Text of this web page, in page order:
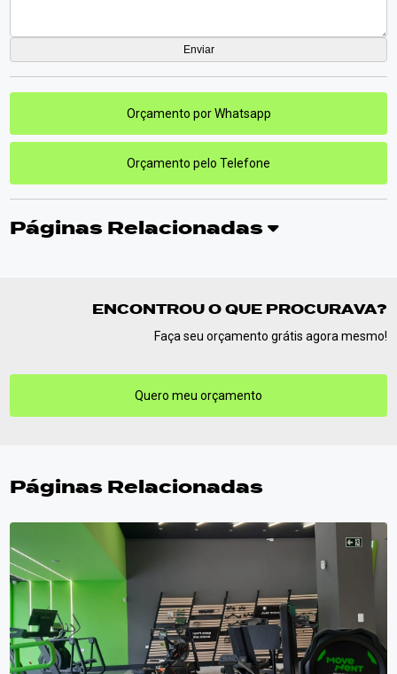
Orçamento por Whatsapp
Orçamento pelo Telefone
Páginas Relacionadas
ENCONTROU O QUE PROCURAVA?
Faça seu orçamento grátis agora mesmo!
Quero meu orçamento
Páginas Relacionadas